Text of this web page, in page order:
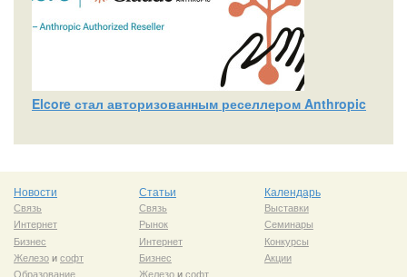
Elcore стал авторизованным реселлером Anthropic
Новости
Связь
Интернет
Бизнес
Железоисофт
Образование
Статьи
Связь
Рынок
Интернет
Бизнес
Железоисофт
Календарь
Выставки
Семинары
Конкурсы
Акции